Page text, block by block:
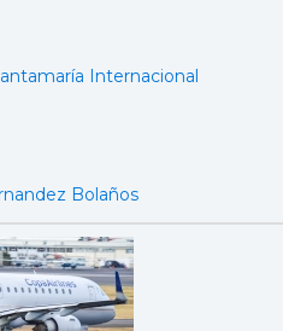
Internacional
Bolaños